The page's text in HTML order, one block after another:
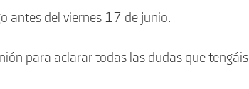
antes del viernes 17 de junio.
para aclarar todas las dudas que tengáis